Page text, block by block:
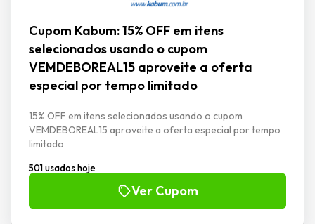
Cupom Kabum: 15% OFF em itens
selecionados usando o cupom
VEMDEBOREAL15 aproveite a oferta
especial por tempo limitado
15% OFF em itens selecionados usando o cupom
VEMDEBOREAL15 aproveite a oferta especial por tempo
limitado
501 usados hoje
Ver Cupom